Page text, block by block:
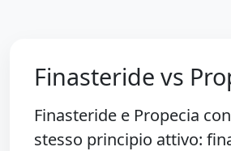
Finasteride vs
Finasteride e Propecia
stesso principio attivo: